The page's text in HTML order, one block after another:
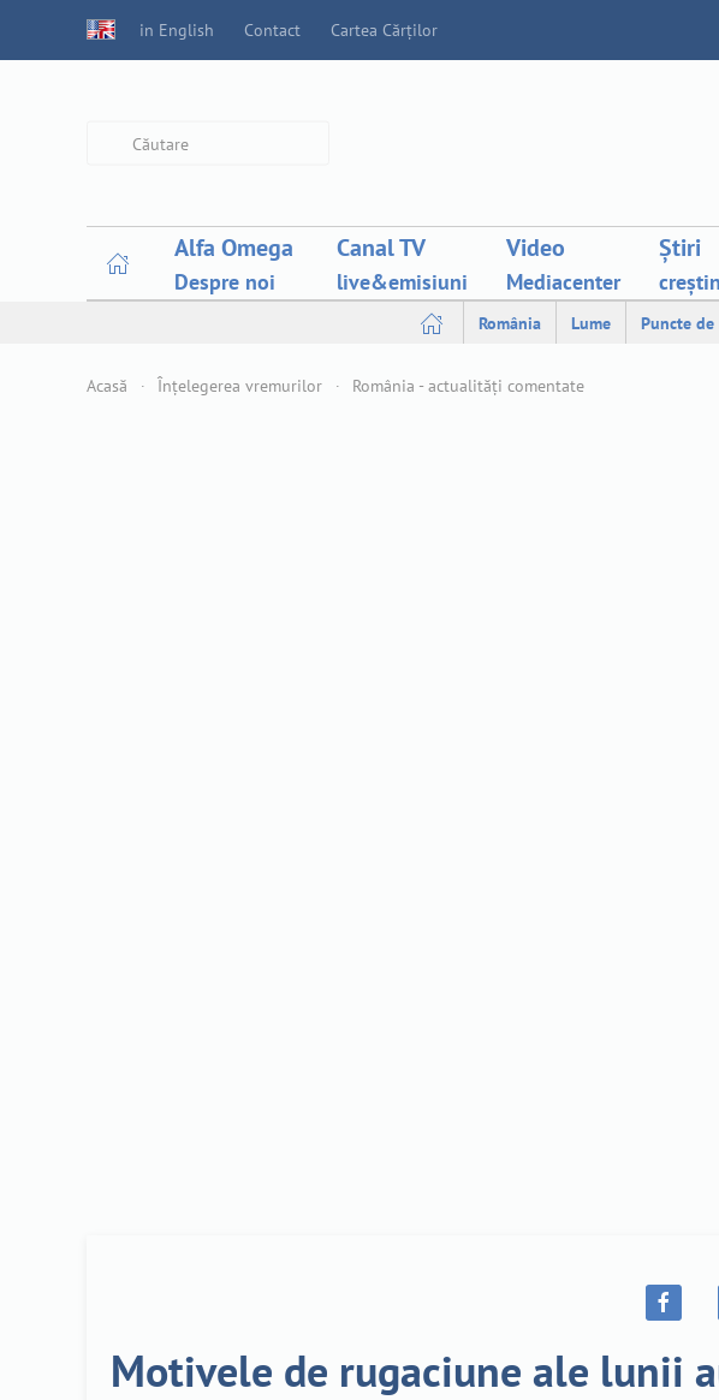
in English Contact Cartea Cărților
Alfa Omega
Despre noi
Canal TV
live&emisiuni
Video
Mediacenter
Știri
România Lume Puncte
Acasă Înțelegerea vremurilor România - actualități comentate
Motivele de rugaciune ale lunii